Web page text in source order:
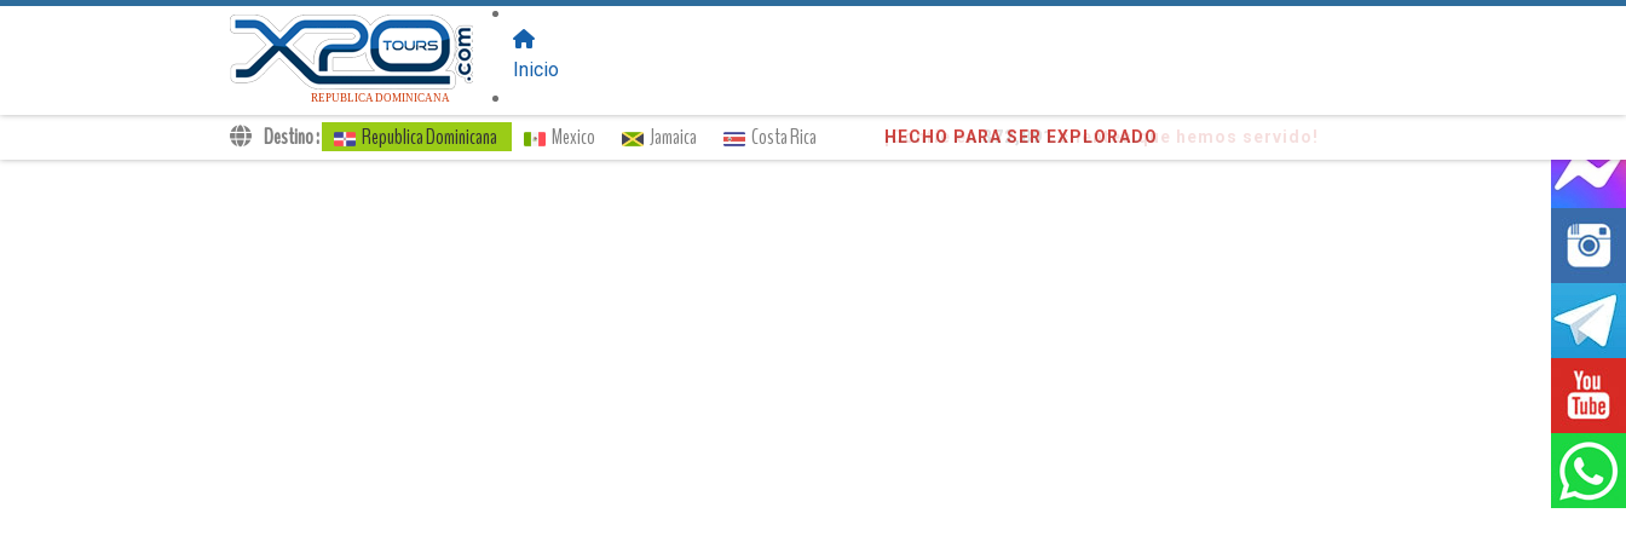
Destino : Republica Dominicana Mexico Jamaica Costa Rica ¡Confíe en372,891clientes que hemos servido!
REPUBLICA DOMINICANA
Inicio
Traslados